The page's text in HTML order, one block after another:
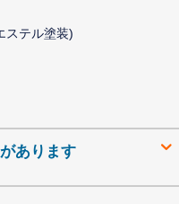
ステル塗装)
あります